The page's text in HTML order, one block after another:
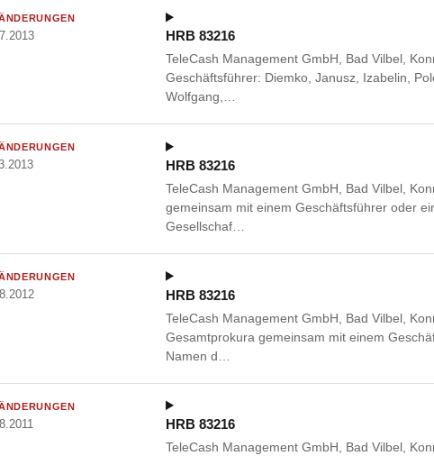
HRB 83216
TeleCash Management GmbH, Bad Vilbel,
Geschäftsführer: Diemko, Janusz, Izabelin,
Wolfgang,…
HRB 83216
TeleCash Management GmbH, Bad Vilbel,
gemeinsam mit einem Geschäftsführer oder
Gesellschaf…
HRB 83216
TeleCash Management GmbH, Bad Vilbel,
Gesamtprokura gemeinsam mit einem
Namen d…
HRB 83216
TeleCash Management GmbH, Bad Vilbel,